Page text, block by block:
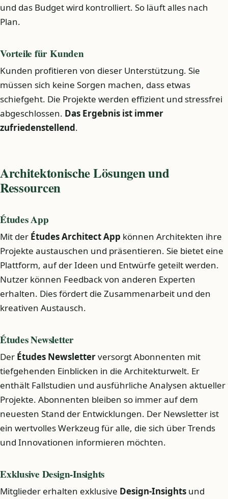
und das Budget wird kontrolliert. So läuft alles nach
Plan.
Vorteile für Kunden
Kunden profitieren von dieser Unterstützung. Sie
müssen sich keine Sorgen machen, dass etwas
schiefgeht. Die Projekte werden effizient und stressfrei
abgeschlossen. Das Ergebnis ist immer
zufriedenstellend.
Architektonische Lösungen und
Ressourcen
Études App
Mit der Études Architect App können Architekten ihre
Projekte austauschen und präsentieren. Sie bietet eine
Plattform, auf der Ideen und Entwürfe geteilt werden.
Nutzer können Feedback von anderen Experten
erhalten. Dies fördert die Zusammenarbeit und den
kreativen Austausch.
Études Newsletter
Der Études Newsletterversorgt Abonnenten mit
tiefgehenden Einblicken in die Architekturwelt. Er
enthält Fallstudien und ausführliche Analysen aktueller
Projekte. Abonnenten bleiben so immer auf dem
neuesten Stand der Entwicklungen. Der Newsletter ist
ein wertvolles Werkzeug für alle, die sich über Trends
und Innovationen informieren möchten.
Exklusive Design-Insights
Mitglieder erhalten exklusive Design-Insights und